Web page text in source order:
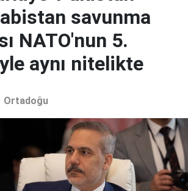
savunma
NATO'nun 5.
aynı nitelikte
Ortadoğu